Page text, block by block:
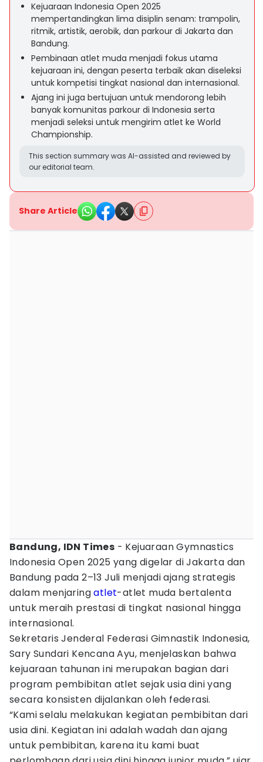
Kejuaraan Indonesia Open 2025
mempertandingkan lima disiplin senam: trampolin,
ritmik, artistik, aerobik, dan parkour di Jakarta dan
Bandung.
Pembinaan atlet muda menjadi fokus utama
kejuaraan ini, dengan peserta terbaik akan diseleksi
untuk kompetisi tingkat nasional dan internasional.
Ajang ini juga bertujuan untuk mendorong lebih
banyak komunitas parkour di Indonesia serta
menjadi seleksi untuk mengirim atlet ke World
Championship.
This section summary was AI-assisted and reviewed by
our editorial team.
Share Article
Bandung, IDN Times - Kejuaraan Gymnastics
Indonesia Open 2025 yang digelar di Jakarta dan
Bandung pada 2–13 Juli menjadi ajang strategis
dalam menjaringatlet-atlet muda bertalenta
untuk meraih prestasi di tingkat nasional hingga
internasional.
Sekretaris Jenderal Federasi Gimnastik Indonesia,
Sary Sundari Kencana Ayu, menjelaskan bahwa
kejuaraan tahunan ini merupakan bagian dari
program pembibitan atlet sejak usia dini yang
secara konsisten dijalankan oleh federasi.
“Kami selalu melakukan kegiatan pembibitan dari
usia dini. Kegiatan ini adalah wadah dan ajang
untuk pembibitan, karena itu kami buat